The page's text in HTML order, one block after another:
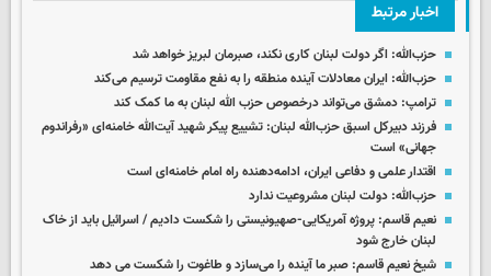
اخبار مرتبط
حزب‌الله: اگر دولت لبنان کاری نکند، صبرمان لبریز خواهد شد
حزب‌الله: ایران معادلات آینده منطقه را به نفع مقاومت ترسیم می‌کند
ترامپ: دمشق می‌تواند درخصوص حزب‌ الله لبنان به ما کمک کند
فرزند دبیرکل اسبق حزب‌الله لبنان: تشییع پیکر شهید آیت‌الله خامنه‌ای «رفراندوم
جهانی» است
اقتدار علمی و دفاعی ایران، ادامه‌دهنده راه امام خامنه‌ای است
حزب‌الله: دولت لبنان مشروعیت ندارد
نعیم قاسم: پروژه آمریکایی-صهیونیستی را شکست دادیم / اسرائیل باید از خاک
لبنان خارج شود
شیخ نعیم قاسم: صبر ما آینده را می‌سازد و طاغوت را شکست می دهد